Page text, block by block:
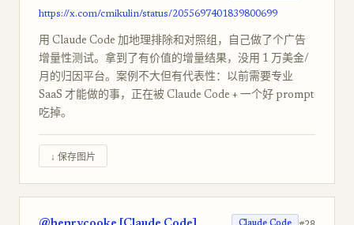
https://x.com/cmikulin/status/2055697401839800699
用 Claude Code 加地理排除和对照组，自己做了个广告
增量性测试。拿到了有价值的增量结果，没用 1 万美金/
月的归因平台。案例不大但有代表性：以前需要专业
SaaS 才能做的事，正在被 Claude Code + 一个好 prompt
吃掉。
↓ 保存图片